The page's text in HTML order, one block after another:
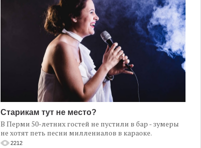
Старикам тут не место?
В Перми 50-летних гостей не пустили в бар - зумеры
не хотят петь песни миллениалов в караоке.
2212